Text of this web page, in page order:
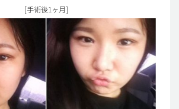
[手術後1ヶ月]